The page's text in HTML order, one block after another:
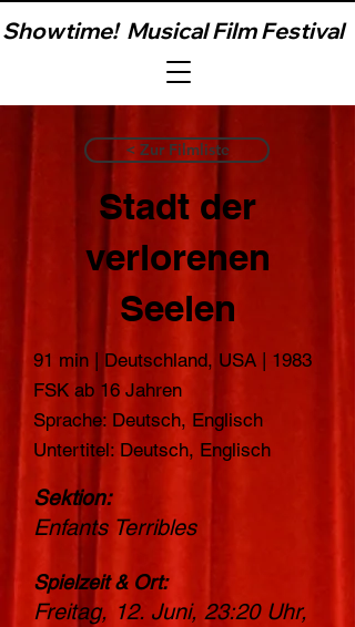
Showtime!  Musical Film
< Zur Filmliste
Stadt der
verlorenen
Seelen
91 min | Deutschland, USA | 1983
FSK ab 16 Jahren
Sprache: Deutsch, Englisch
Untertitel: Deutsch, Englisch
Sektion:
Enfants Terribles
Spielzeit & Ort:
Freitag, 12. Juni, 23:20 Uhr,